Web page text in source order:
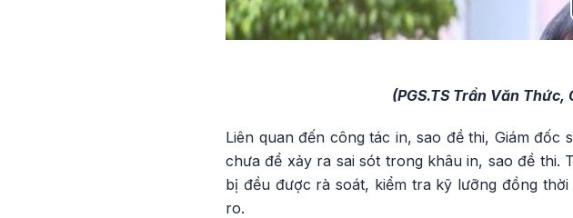
(PGS.TS Trần Văn
Liên quan đến công tác in, sao đề thi, Giám
chưa để xảy ra sai sót trong khâu in, sao đề thi.
bị đều được rà soát, kiểm tra kỹ lưỡng đồng
ro.